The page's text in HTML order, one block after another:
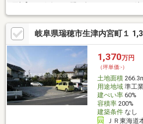
買部】へお気軽にお問い合わせください！岐
舗・黄色い看板・黄色い車を見かけたこと
が美濃善不動産です！岐阜を知っている岐
ト！土地探しも住まい探しも建築も不動産の
い。■売買保有物件1000件以上！
岐阜県瑞穂市生津内宮町１
1,370万円
（坪単価:-）
土地面積
用途地域準工
建ぺい率60%
容積率200%
建築条件なし
ＪＲ東海道